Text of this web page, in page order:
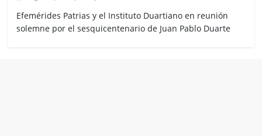
Efemérides Patrias y el Instituto Duartiano en reunión
solemne por el sesquicentenario de Juan Pablo Duarte